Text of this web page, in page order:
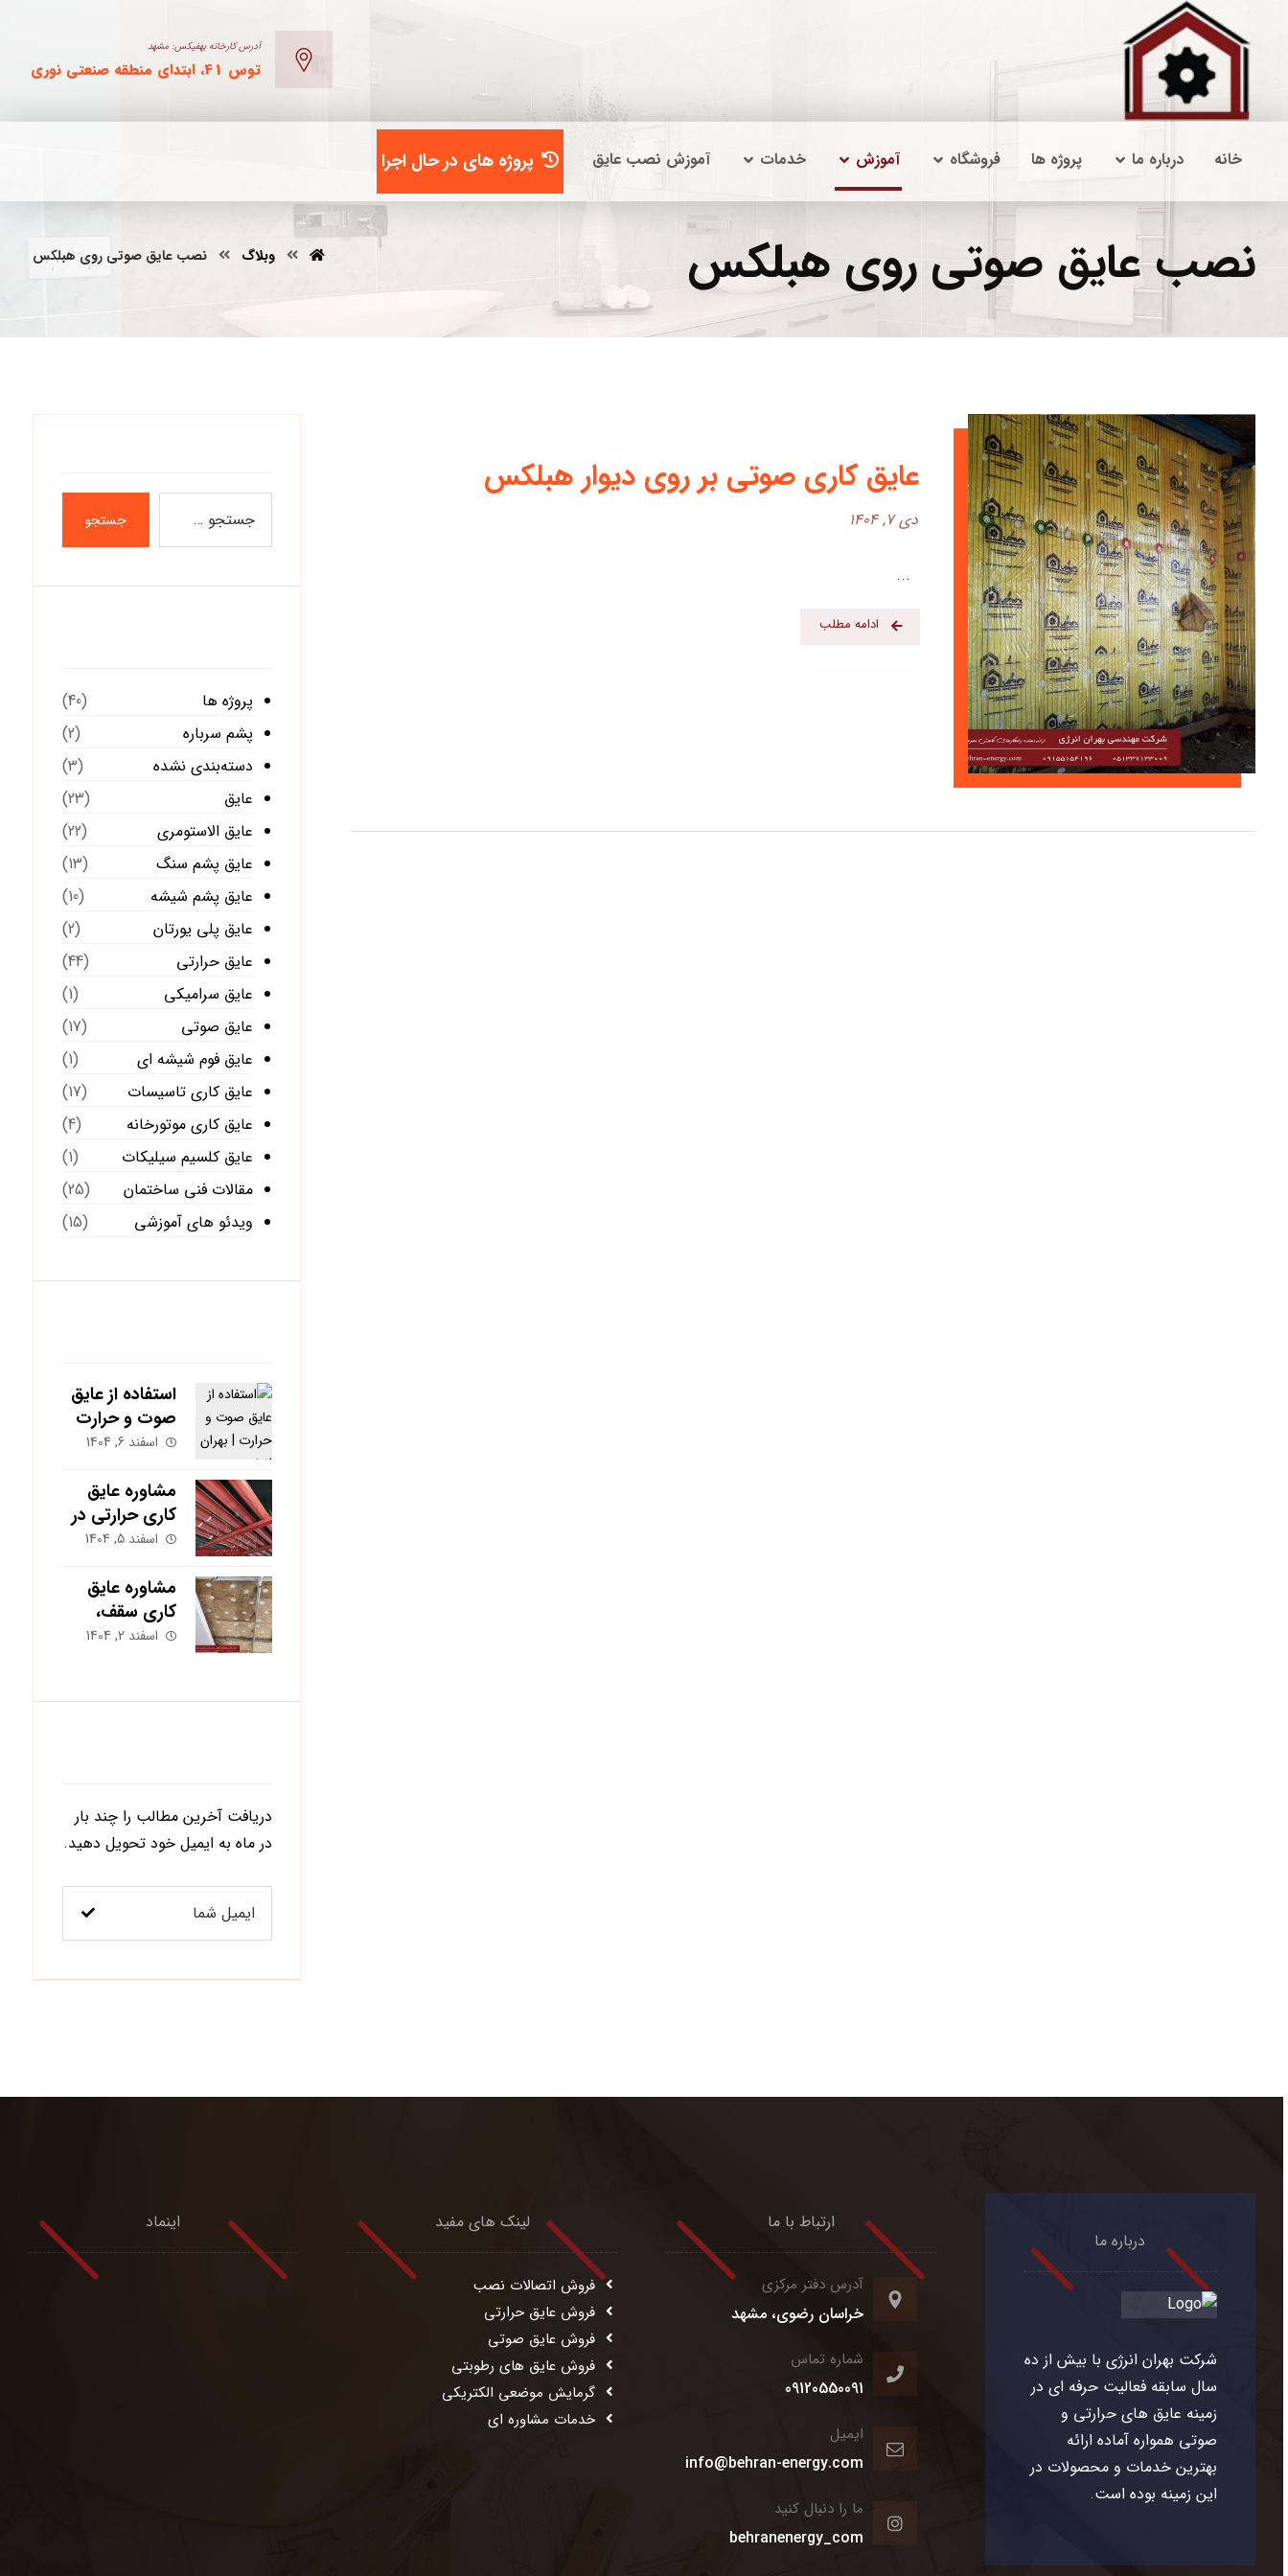
آدرس کارخانه بهفیکس: مشهد
توس 41، ابتدای منطقه صنعتی نوری
خانه درباره ما پروژه ها فروشگاه آموزش خدمات آموزش نصب عایق پروژه های در حال اجرا
نصب عایق صوتی روی هبلکس وبلاگ نصب عایق صوتی روی هبلکس
عایق کاری صوتی بر روی دیوار هبلکس
دی 7, 1404
...
ادامه مطلب
جستجو
پروژه ها
(40)
پشم سرباره
(2)
دسته‌بندی نشده
(3)
عایق
(23)
عایق الاستومری
(22)
عایق پشم سنگ
(13)
عایق پشم شیشه
(10)
عایق پلی یورتان
(2)
عایق حرارتی
(44)
عایق سرامیکی
(1)
عایق صوتی
(17)
عایق فوم شیشه ای
(1)
عایق کاری تاسیسات
(17)
عایق کاری موتورخانه
(4)
عایق کلسیم سیلیکات
(1)
مقالات فنی ساختمان
(25)
ویدئو های آموزشی
(15)
استفاده از عایق
صوت و حرارت
در پروژه برند
انرژی
اسفند 6, 1404
مشاوره عایق
کاری حرارتی در
مشهد؛ کاهش
ساختمان
اسفند 5, 1404
مشاوره عایق
کاری سقف،
دیوار و کف؛
دارد؟
اسفند 2, 1404
دریافت آخرین مطالب را چند بار
در ماه به ایمیل خود تحویل دهید.
درباره ما
شرکت بهران انرژی با بیش از ده
سال سابقه فعالیت حرفه ای در
زمینه عایق های حرارتی و
صوتی همواره آماده ارائه
بهترین خدمات و محصولات در
این زمینه بوده است.
ارتباط با ما
آدرس دفتر مرکزی
خراسان رضوی، مشهد
شماره تماس
09120550091
ایمیل
info@behran-energy.com
ما را دنبال کنید
behranenergy_com
لینک های مفید
فروش اتصالات نصب
فروش عایق حرارتی
فروش عایق صوتی
فروش عایق های رطوبتی
گرمایش موضعی الکتریکی
خدمات مشاوره ای
اینماد